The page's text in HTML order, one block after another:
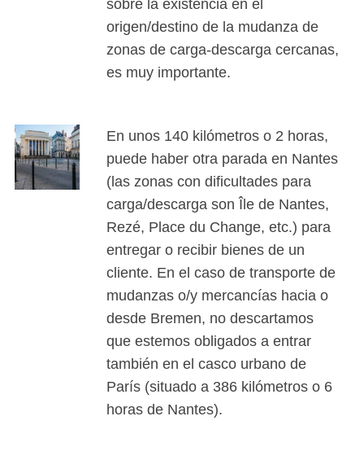
sobre la existencia en el
origen/destino de la mudanza de
zonas de carga-descarga cercanas,
es muy importante.
En unos 140 kilómetros o 2 horas,
puede haber otra parada en Nantes
(las zonas con dificultades para
carga/descarga son Île de Nantes,
Rezé, Place du Change, etc.) para
entregar o recibir bienes de un
cliente. En el caso de transporte de
mudanzas o/y mercancías hacia o
desde Bremen, no descartamos
que estemos obligados a entrar
también en el casco urbano de
París (situado a 386 kilómetros o 6
horas de Nantes).